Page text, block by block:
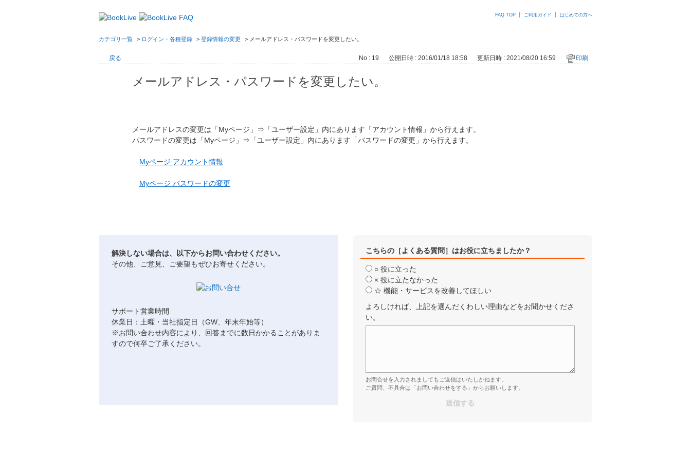
FAQ TOP ご利用ガイド はじめての方へ
カテゴリ一覧 > ログイン・各種登録 > 登録情報の変更 > メールアドレス・パスワードを変更したい。
戻る No : 19 公開日時 : 2016/01/18 18:58 更新日時 : 2021/08/20 16:59 印刷
メールアドレス・パスワードを変更したい。
メールアドレスの変更は「Myページ」⇒「ユーザー設定」内にあります「アカウント情報」から行えます。
パスワードの変更は「Myページ」⇒「ユーザー設定」内にあります「パスワードの変更」から行えます。
Myページ アカウント情報
Myページ パスワードの変更
解決しない場合は、以下からお問い合わせください。
その他、ご意見、ご要望もぜひお寄せください。
サポート営業時間
休業日：土曜・当社指定日（GW、年末年始等）
※お問い合わせ内容により、回答までに数日かかることがありま
すので何卒ご了承ください。
こちらの［よくある質問］はお役に立ちましたか？
○ 役に立った
× 役に立たなかった
☆ 機能・サービスを改善してほしい
よろしければ、上記を選んだくわしい理由などをお聞かせくださ
い。
お問合せを入力されましてもご返信はいたしかねます。
ご質問、不具合は「お問い合わせをする」からお願いします。